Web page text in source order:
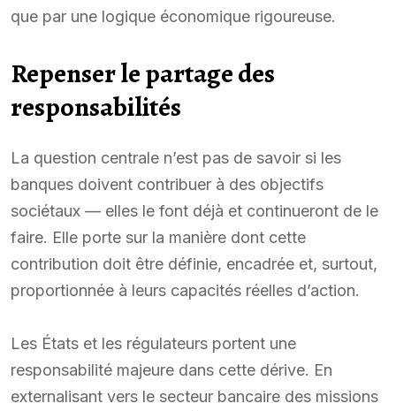
que par une logique économique rigoureuse.
Repenser le partage des
responsabilités
La question centrale n’est pas de savoir si les
banques doivent contribuer à des objectifs
sociétaux — elles le font déjà et continueront de le
faire. Elle porte sur la manière dont cette
contribution doit être définie, encadrée et, surtout,
proportionnée à leurs capacités réelles d’action.
Les États et les régulateurs portent une
responsabilité majeure dans cette dérive. En
externalisant vers le secteur bancaire des missions